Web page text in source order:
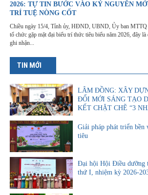
2026: TỰ TIN BƯỚC VÀO KỶ NGUYÊN
TRÍ TUỆ NÒNG CỐT
Chiều ngày 15/4, Tỉnh ủy, HĐND, UBND, Ủy ban
tổ chức gặp mặt đại biểu trí thức tiêu biểu năm 2026, đây
ghi nhận...
TIN MỚI
LÂM ĐỒNG: XÂY
ĐỔI MỚI SÁNG TẠO
KẾT CHẶT CHẼ “3
Giải pháp phát triển bền
tiêu
Đại hội Hội Điều dưỡng
thứ I, nhiệm kỳ 2026-